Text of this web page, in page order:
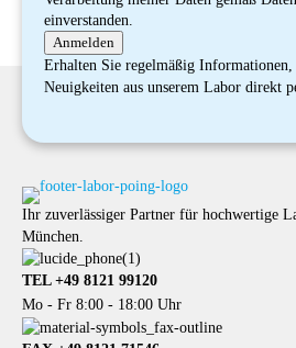
einverstanden.
Anmelden
Erhalten Sie regelmäßig Informationen,
Neuigkeiten aus unserem Labor direkt
Ihr zuverlässiger Partner für hochwertige
München.
TEL +49 8121 99120
Mo - Fr 8:00 - 18:00 Uhr